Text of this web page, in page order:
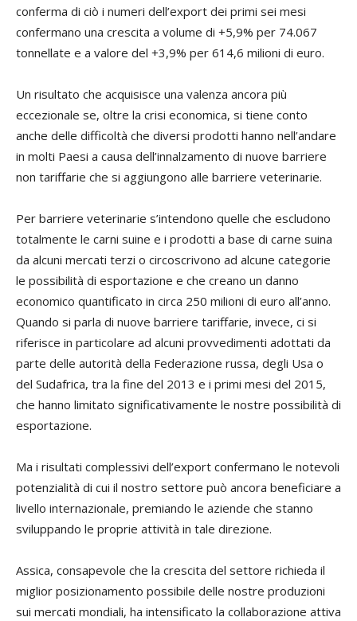
conferma di ciò i numeri dell’export dei primi sei mesi
confermano una crescita a volume di +5,9% per 74.067
tonnellate e a valore del +3,9% per 614,6 milioni di euro.
Un risultato che acquisisce una valenza ancora più
eccezionale se, oltre la crisi economica, si tiene conto
anche delle difficoltà che diversi prodotti hanno nell’andare
in molti Paesi a causa dell’innalzamento di nuove barriere
non tariffarie che si aggiungono alle barriere veterinarie.
Per barriere veterinarie s’intendono quelle che escludono
totalmente le carni suine e i prodotti a base di carne suina
da alcuni mercati terzi o circoscrivono ad alcune categorie
le possibilità di esportazione e che creano un danno
economico quantificato in circa 250 milioni di euro all’anno.
Quando si parla di nuove barriere tariffarie, invece, ci si
riferisce in particolare ad alcuni provvedimenti adottati da
parte delle autorità della Federazione russa, degli Usa o
del Sudafrica, tra la fine del 2013 e i primi mesi del 2015,
che hanno limitato significativamente le nostre possibilità di
esportazione.
Ma i risultati complessivi dell’export confermano le notevoli
potenzialità di cui il nostro settore può ancora beneficiare a
livello internazionale, premiando le aziende che stanno
sviluppando le proprie attività in tale direzione.
Assica, consapevole che la crescita del settore richieda il
miglior posizionamento possibile delle nostre produzioni
sui mercati mondiali, ha intensificato la collaborazione attiva